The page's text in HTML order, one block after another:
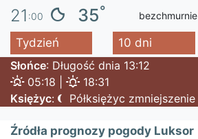
21 :00 35° bezchmurnie
Tydzień 10 dni
Słońce: Długość dnia 13:12
05:18 |
18:31
Księżyc: Półksiężyc zmniejszenie
Źródła prognozy pogody Luksor